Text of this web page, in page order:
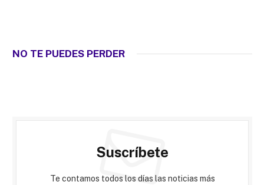
NO TE PUEDES PERDER
Suscríbete
Te contamos todos los días las noticias más